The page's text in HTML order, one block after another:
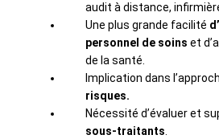
audit à distance,
Une plus grande facilité
personnel de soins et
de la santé.
Implication dans
risques.
Nécessité d’évaluer et
sous-traitants.